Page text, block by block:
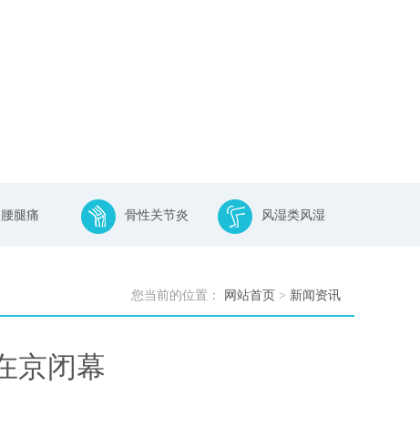
腿痛 骨性关节炎 风湿类风湿
您当前的位置： 网站首页 > 新闻资讯
京闭幕